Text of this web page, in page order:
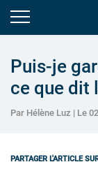
Puis-je
ce que dit
Par Hélène Luz | Le
PARTAGER L'ARTICLE